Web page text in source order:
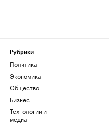
Рубрики
Политика
Экономика
Общество
Бизнес
Технологии и
медиа